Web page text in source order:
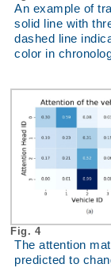
An example of
solid line with
dashed line
color in
Fig. 4
The attention
predicted to